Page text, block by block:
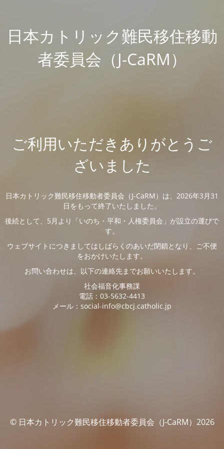
日本カトリック難民移住移動
者委員会（J-CaRM）
ご利用いただきありがとうご
ざいました
日本カトリック難民移住移動者委員会（J-CaRM）は、2026年3月31
日をもって終了いたしました。
後続として、5月より「いのち・平和・人権委員会」が設立の運びで
す。
ウェブサイトにつきましてはしばらくのあいだ閉鎖となり、ご不便
をおかけいたします。
お問い合わせは、以下の連絡先までお願いいたします。
社会福音化事務課
電話：03-5632-4413
メール：social-info@cbcj.catholic.jp
© 日本カトリック難民移住移動者委員会（J-CaRM）2026